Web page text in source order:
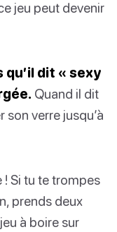
jeu peut devenir
qu’il dit « sexy
Quand il dit
verre jusqu’à
! Si tu te trompes
prends deux
à boire sur